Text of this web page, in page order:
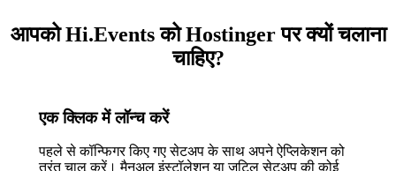
आपको Hi.Events को Hostinger पर क्यों चलाना
चाहिए?
एक क्लिक में लॉन्च करें
पहले से कॉन्फिगर किए गए सेटअप के साथ अपने ऐप्लिकेशन को
तुरंत चालू करें। मैनुअल इंस्टॉलेशन या जटिल सेटअप की कोई